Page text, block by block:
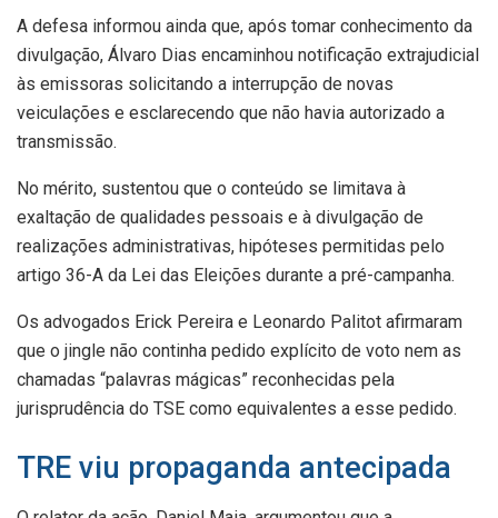
A defesa informou ainda que, após tomar conhecimento da
divulgação, Álvaro Dias encaminhou notificação extrajudicial
às emissoras solicitando a interrupção de novas
veiculações e esclarecendo que não havia autorizado a
transmissão.
No mérito, sustentou que o conteúdo se limitava à
exaltação de qualidades pessoais e à divulgação de
realizações administrativas, hipóteses permitidas pelo
artigo 36-A da Lei das Eleições durante a pré-campanha.
Os advogados Erick Pereira e Leonardo Palitot afirmaram
que o jingle não continha pedido explícito de voto nem as
chamadas “palavras mágicas” reconhecidas pela
jurisprudência do TSE como equivalentes a esse pedido.
TRE viu propaganda antecipada